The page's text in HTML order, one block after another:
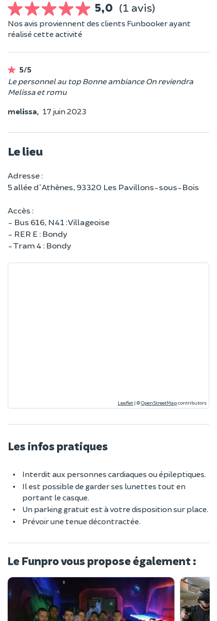
5,0 (1 avis)
Nos avis proviennent des clients Funbooker ayant
réalisé cette activité
5/5
Le personnel au top Bonne ambiance On reviendra
Melissa et romu
melissa, 17 juin 2023
Le lieu
Adresse :
5 allée d'Athènes, 93320 Les Pavillons-sous-Bois
Accès :
- Bus 616, N41 : Villageoise
- RER E : Bondy
- Tram 4 : Bondy
Leaflet | ©OpenStreetMapcontributors
Les infos pratiques
Interdit aux personnes cardiaques ou épileptiques.
Il est possible de garder ses lunettes tout en
portant le casque.
Un parking gratuit est à votre disposition sur place.
Prévoir une tenue décontractée.
Le Funpro vous propose également :